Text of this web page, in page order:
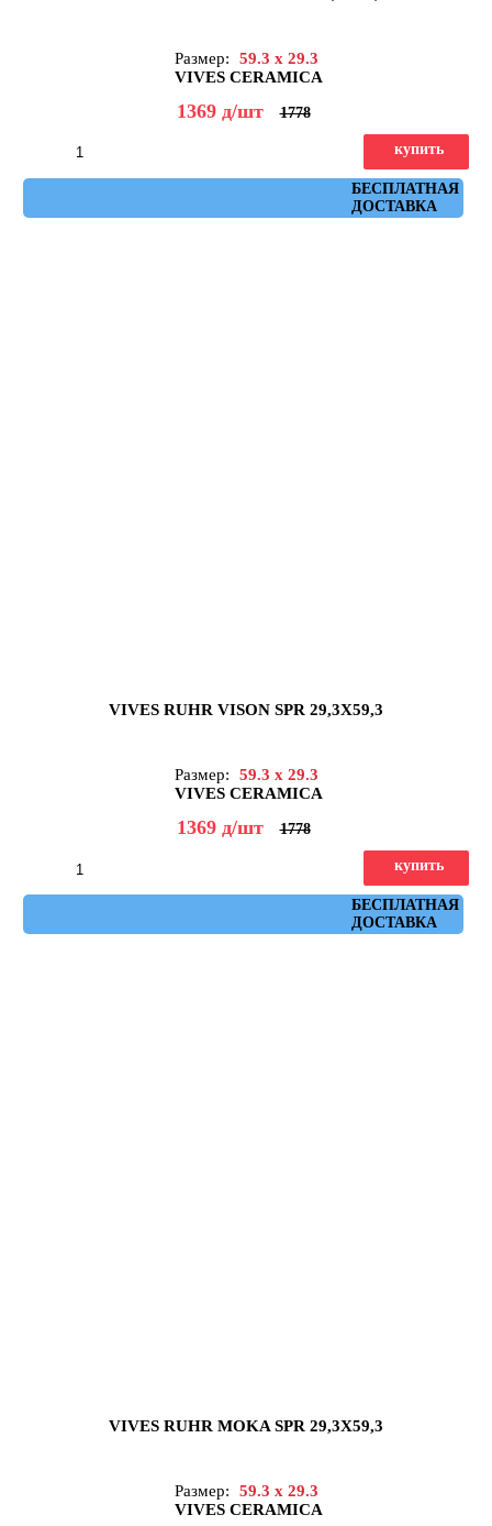
Размер:
59.3 x 29.3
VIVES CERAMICA
1369 д/шт 1778
БЕСПЛАТНАЯ
ДОСТАВКА
купить
VIVES RUHR VISON SPR 29,3X59,3
Размер:
59.3 x 29.3
VIVES CERAMICA
1369 д/шт 1778
БЕСПЛАТНАЯ
ДОСТАВКА
купить
VIVES RUHR MOKA SPR 29,3X59,3
Размер:
59.3 x 29.3
VIVES CERAMICA